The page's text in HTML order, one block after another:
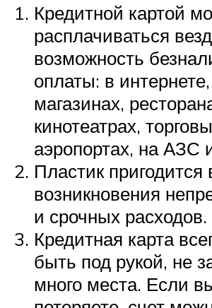
Кредитной картой
расплачиваться
возможность
оплаты: в
магазинах,
кинотеатрах,
аэропортах, на АЗС
Пластик пригодится
возникновения
и срочных расходов.
Кредитная карта
быть под рукой, не
много места. Если